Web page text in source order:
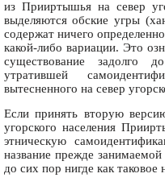
из Прииртышья на север
выделяются обские угры
содержат ничего
какой-либо вариации. Это
существование задолго
утратившей
вытесненного на север
Если принять вторую
угорского населения
этническую
название прежде
до сих пор нигде как таковое